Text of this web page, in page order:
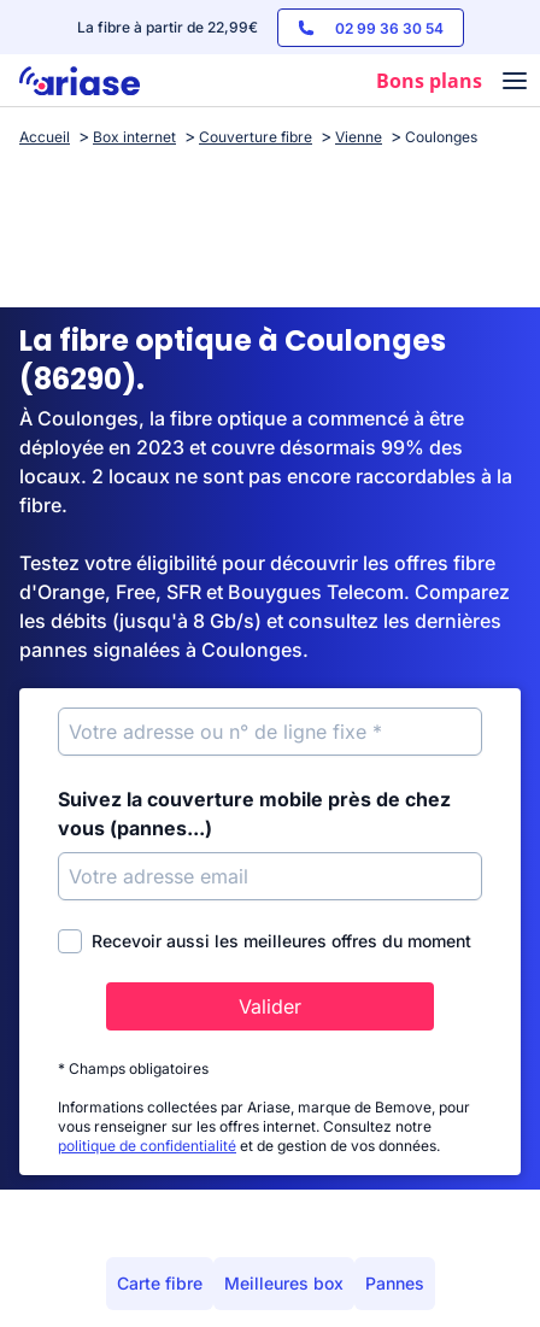
La fibre à partir de 22,99€ 02 99 36 30 54
Bons plans
Box internet
Streaming
Accueil Box internet Couverture fibre Vienne Coulonges
La fibre optique à Coulonges
(86290).
À Coulonges, la fibre optique a commencé à être
déployée en 2023 et couvre désormais 99% des
locaux. 2 locaux ne sont pas encore raccordables à la
fibre.
Testez votre éligibilité pour découvrir les offres fibre
d'Orange, Free, SFR et Bouygues Telecom. Comparez
les débits (jusqu'à 8 Gb/s) et consultez les dernières
pannes signalées à Coulonges.
Suivez la couverture mobile près de chez
vous (pannes...)
Recevoir aussi les meilleures offres du moment
Valider
* Champs obligatoires
Informations collectées par Ariase, marque de Bemove, pour
vous renseigner sur les offres internet. Consultez notre
politique de confidentialité et de gestion de vos données.
Carte fibre Meilleures box Pannes